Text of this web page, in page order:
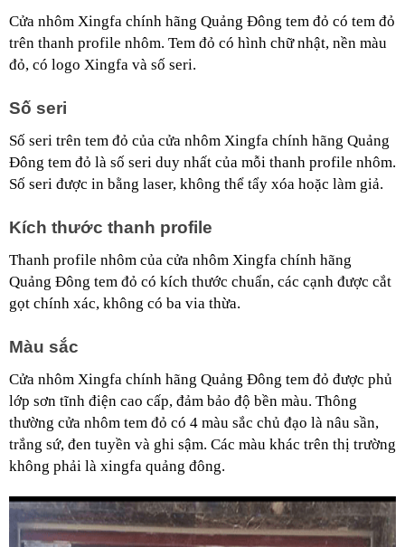
Cửa nhôm Xingfa chính hãng Quảng Đông tem đỏ có tem đỏ
trên thanh profile nhôm. Tem đỏ có hình chữ nhật, nền màu
đỏ, có logo Xingfa và số seri.
Số seri
Số seri trên tem đỏ của cửa nhôm Xingfa chính hãng Quảng
Đông tem đỏ là số seri duy nhất của mỗi thanh profile nhôm.
Số seri được in bằng laser, không thể tẩy xóa hoặc làm giả.
Kích thước thanh profile
Thanh profile nhôm của cửa nhôm Xingfa chính hãng
Quảng Đông tem đỏ có kích thước chuẩn, các cạnh được cắt
gọt chính xác, không có ba via thừa.
Màu sắc
Cửa nhôm Xingfa chính hãng Quảng Đông tem đỏ được phủ
lớp sơn tĩnh điện cao cấp, đảm bảo độ bền màu. Thông
thường cửa nhôm tem đỏ có 4 màu sắc chủ đạo là nâu sần,
trắng sứ, đen tuyền và ghi sậm. Các màu khác trên thị trường
không phải là xingfa quảng đông.